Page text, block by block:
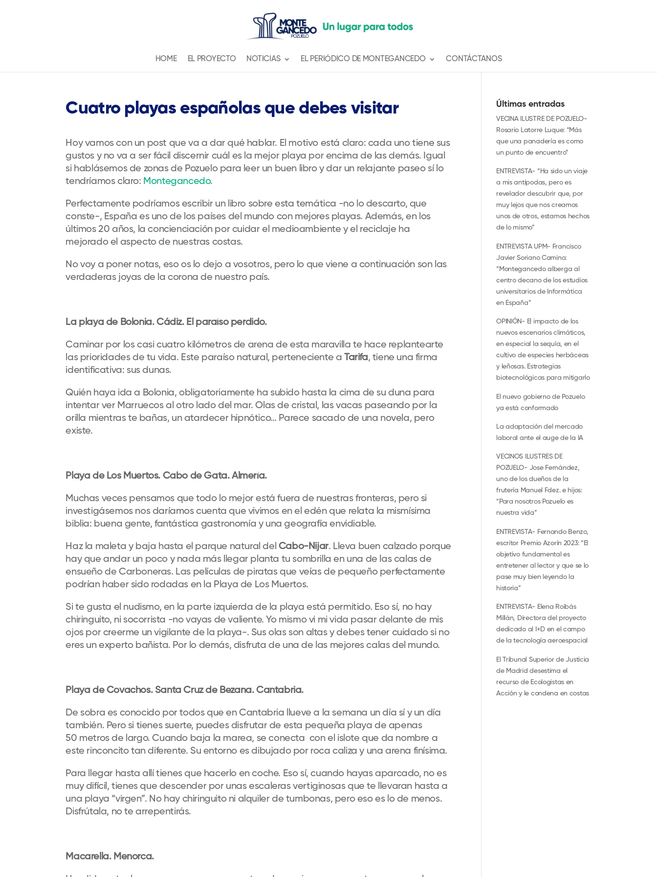
HOME EL PROYECTO NOTICIAS EL PERIÓDICO DE MONTEGANCEDO CONTÁCTANOS
Cuatro playas españolas que debes visitar
Hoy vamos con un post que va a dar qué hablar. El motivo está claro: cada uno tiene sus
gustos y no va a ser fácil discernir cuál es la mejor playa por encima de las demás. Igual
si hablásemos de zonas de Pozuelo para leer un buen libro y dar un relajante paseo sí lo
tendríamos claro: Montegancedo.
Perfectamente podríamos escribir un libro sobre esta temática -no lo descarto, que
conste-, España es uno de los países del mundo con mejores playas. Además, en los
últimos 20 años, la concienciación por cuidar el medioambiente y el reciclaje ha
mejorado el aspecto de nuestras costas.
No voy a poner notas, eso os lo dejo a vosotros, pero lo que viene a continuación son las
verdaderas joyas de la corona de nuestro país.
La playa de Bolonia. Cádiz. El paraíso perdido.
Caminar por los casi cuatro kilómetros de arena de esta maravilla te hace replantearte
las prioridades de tu vida. Este paraíso natural, perteneciente a Tarifa, tiene una firma
identificativa: sus dunas.
Quién haya ida a Bolonia, obligatoriamente ha subido hasta la cima de su duna para
intentar ver Marruecos al otro lado del mar. Olas de cristal, las vacas paseando por la
orilla mientras te bañas, un atardecer hipnótico… Parece sacado de una novela, pero
existe.
Playa de Los Muertos. Cabo de Gata. Almería.
Muchas veces pensamos que todo lo mejor está fuera de nuestras fronteras, pero si
investigásemos nos daríamos cuenta que vivimos en el edén que relata la mismísima
biblia: buena gente, fantástica gastronomía y una geografía envidiable.
Haz la maleta y baja hasta el parque natural del Cabo-Nijar. Lleva buen calzado porque
hay que andar un poco y nada más llegar planta tu sombrilla en una de las calas de
ensueño de Carboneras. Las películas de piratas que veías de pequeño perfectamente
podrían haber sido rodadas en la Playa de Los Muertos.
Si te gusta el nudismo, en la parte izquierda de la playa está permitido. Eso sí, no hay
chiringuito, ni socorrista -no vayas de valiente. Yo mismo vi mi vida pasar delante de mis
ojos por creerme un vigilante de la playa-. Sus olas son altas y debes tener cuidado si no
eres un experto bañista. Por lo demás, disfruta de una de las mejores calas del mundo.
Playa de Covachos. Santa Cruz de Bezana. Cantabria.
De sobra es conocido por todos que en Cantabria llueve a la semana un día sí y un día
también. Pero si tienes suerte, puedes disfrutar de esta pequeña playa de apenas
50 metros de largo. Cuando baja la marea, se conecta con el islote que da nombre a
este rinconcito tan diferente. Su entorno es dibujado por roca caliza y una arena finísima.
Para llegar hasta allí tienes que hacerlo en coche. Eso sí, cuando hayas aparcado, no es
muy difícil, tienes que descender por unas escaleras vertiginosas que te llevaran hasta a
una playa “virgen”. No hay chiringuito ni alquiler de tumbonas, pero eso es lo de menos.
Disfrútala, no te arrepentirás.
Macarella. Menorca.
Últimas entradas
VECINA ILUSTRE DE POZUELO-
Rosario Latorre Luque: “Más
que una panadería es como
un punto de encuentro”
ENTREVISTA- “Ha sido un viaje
a mis antípodas, pero es
revelador descubrir que, por
muy lejos que nos creamos
unos de otros, estamos hechos
de lo mismo”
ENTREVISTA UPM- Francisco
Javier Soriano Camino:
“Montegancedo alberga al
centro decano de los estudios
universitarios de Informática
en España”
OPINIÓN- El impacto de los
nuevos escenarios climáticos,
en especial la sequía, en el
cultivo de especies herbáceas
y leñosas. Estrategias
biotecnológicas para mitigarlo
El nuevo gobierno de Pozuelo
ya está conformado
La adaptación del mercado
laboral ante el auge de la IA
VECINOS ILUSTRES DE
POZUELO- Jose Fernández,
uno de los dueños de la
frutería Manuel Fdez. e hijos:
“Para nosotros Pozuelo es
nuestra vida”
ENTREVISTA- Fernando Benzo,
escritor Premio Azorín 2023: “El
objetivo fundamental es
entretener al lector y que se lo
pase muy bien leyendo la
historia”
ENTREVISTA- Elena Roibás
Millán, Directora del proyecto
dedicado al I+D en el campo
de la tecnología aeroespacial
El Tribunal Superior de Justicia
de Madrid desestima el
recurso de Ecologistas en
Acción y le condena en costas